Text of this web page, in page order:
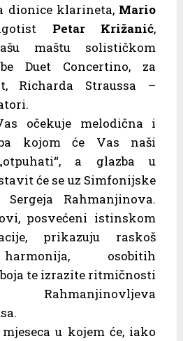
dionice klarineta, Mario
Petar Križanić,
maštu solističkom
Duet Concertino, za
Richarda Straussa –
očekuje melodična i
kojom će Vas naši
a glazba u
će se uz Simfonijske
Rahmanjinova.
posvećeni istinskom
prikazuju raskoš
osobitih
te izrazite ritmičnosti
u kojem će, iako